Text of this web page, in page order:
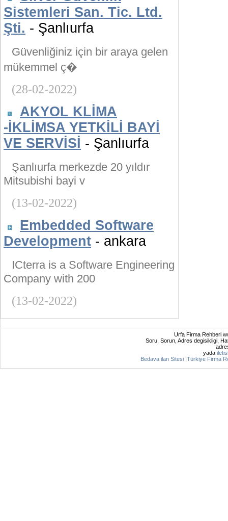
Sistemleri San. Tic. Ltd.
Şti. - Şanlıurfa
Güvenliğiniz için bir araya gelen
mükemmel ç�
(28-02-2022)
AKYOL KLİMA
-İKLİMSA YETKİLİ BAYİ
VE SERVİSİ - Şanlıurfa
Şanlıurfa merkezde 20 yıldır
Mitsubishi bayi v
(13-02-2022)
Embedded Software
Development - ankara
ICterra is a Software Engineering
Company with 200
(13-02-2022)
Urfa Firma Rehberi
Soru, Sorun, Adres degisikligi,
yada
Bedava ilan Sitesi |Türkiye Firma